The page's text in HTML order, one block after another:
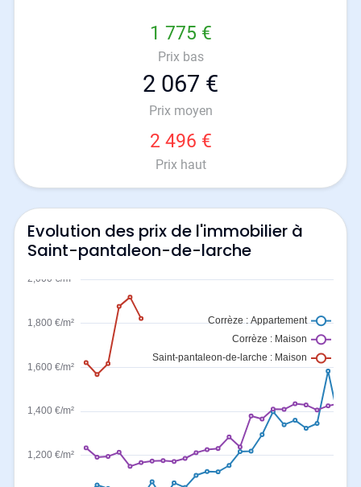
1 775 €
Prix bas
2 067 €
Prix moyen
2 496 €
Prix haut
Evolution des prix de l'immobilier à
Saint-pantaleon-de-larche